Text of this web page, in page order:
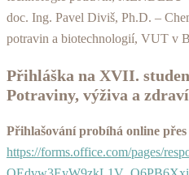
doc. Ing. Pavel Diviš, Ph.D. –
potravin a biotechnologií, VUT v
Přihláška na XVII.
Potraviny, výživa a
Přihlašování probíhá online
https://forms.office.com/pages/